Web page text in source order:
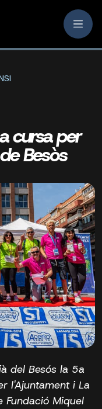
cursa per
Besòs
del Besós la 5a
l'Ajuntament i La
Fundació Miquel